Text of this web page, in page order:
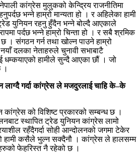
कांग्रेस मुलुकको केन्द्रिय राजनीतिमा
भन्ने हाम्रो मान्यता हो । र अहिलेका हामी
युनियन रहनु हुँदैन भन्ने बोल्दै आएकाले
पर्दछ भन्ने हाम्रो चिन्ता हो । र सबै श्रमिक
। संगठन गर्न तथा खोल्न पाउने हाम्रो
दलका नेताहरुले चुनावी सभाबाटै
धम्कयाएको हामीले सुन्दै आएका छौं । जो
।
लाग्दै गर्दा कांग्रेस ले मजदुरलाई चाहि के–के
को विशिष्ट प्रकारको सम्बन्ध छ ।
स्थापित ट्रेड युनियन कांग्रेस लामो
रहँदैगर्दा सोही आन्दोलनको जगमा टेकेर
हामी कसैले भुल्न सक्दैनौ । कांग्रेस ले हालसम्म
फेहरिस्त नै रहेको छ ।